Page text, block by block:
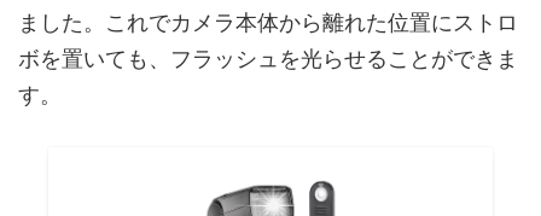
ました。これでカメラ本体から離れた位置にストロ
ボを置いても、フラッシュを光らせることができま
す。